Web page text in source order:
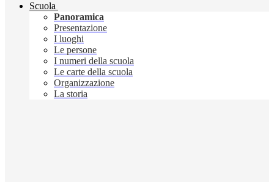
Scuola
Panoramica
Presentazione
I luoghi
Le persone
I numeri della scuola
Le carte della scuola
Organizzazione
La storia